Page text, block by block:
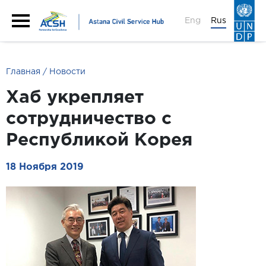
Eng Rus
Главная Новости
Хаб укрепляет
сотрудничество с
Республикой Корея
18 Ноября 2019